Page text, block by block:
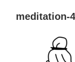
meditation-